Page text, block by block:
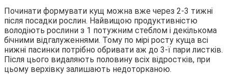
Починати формувати кущ можна вже через 2-3 тижні
після посадки рослин. Найвищою продуктивністю
володіють рослини з 1 потужним стеблом і декількома
бічними відгалуженнями. Тому по мірі росту куща всі
нижні пасинки потрібно обривати аж до 3-ї пари листків.
Після цього видаляють половину всіх відростків, при
цьому верхівку залишають недоторканою.